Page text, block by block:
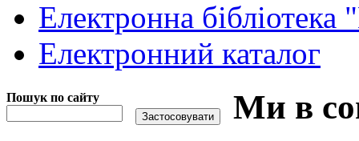
Електронна
Електронний каталог
Пошук по сайту Ми в